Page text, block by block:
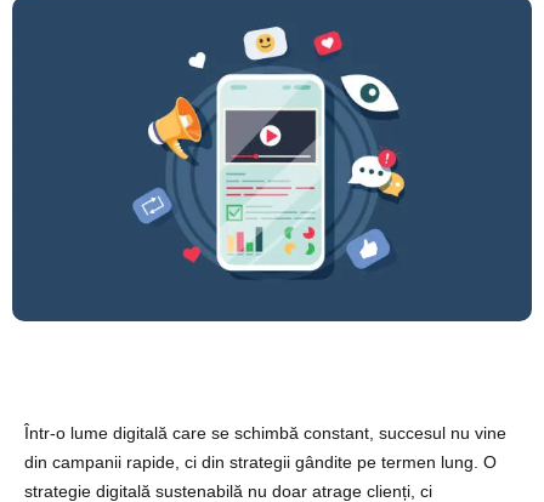
Într-o lume digitală care se schimbă constant, succesul nu vine
din campanii rapide, ci din strategii gândite pe termen lung. O
strategie digitală sustenabilă nu doar atrage clienți, ci